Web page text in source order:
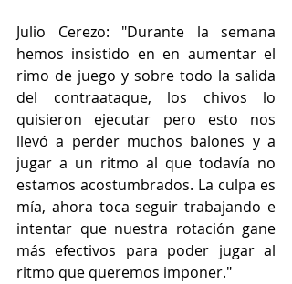
Julio Cerezo: "Durante la semana
hemos insistido en en aumentar el
rimo de juego y sobre todo la salida
del contraataque, los chivos lo
quisieron ejecutar pero esto nos
llevó a perder muchos balones y a
jugar a un ritmo al que todavía no
estamos acostumbrados. La culpa es
mía, ahora toca seguir trabajando e
intentar que nuestra rotación gane
más efectivos para poder jugar al
ritmo que queremos imponer."